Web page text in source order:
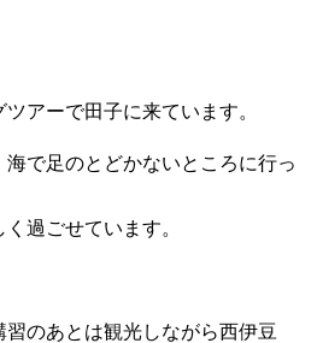
アーで田子に来ています。
で足のとどかないところに行っ
過ごせています。
のあとは観光しながら西伊豆